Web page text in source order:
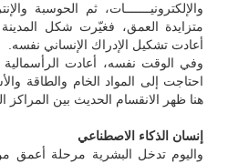
والإلكترونيـــــــات، ثم الحوسبة
متزايدة العمق، فغيّرت شكل المدينة
أعادت تشكيل الإدراك الإنساني نفسه.
وفي الوقت نفسه، أعادت الرأسمالية
احتاجت إلى المواد الخام والطاقة
هنا ظهر الانقسام الحديث بين المراكز
إنسان الذكاء الاصطناعي
واليوم تدخل البشرية مرحلة أعمق من